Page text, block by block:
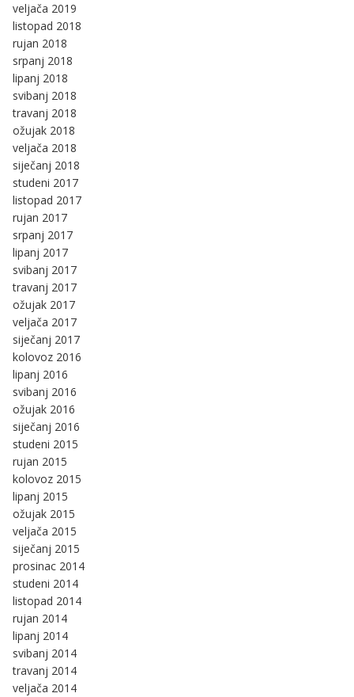
veljača 2019
listopad 2018
rujan 2018
srpanj 2018
lipanj 2018
svibanj 2018
travanj 2018
ožujak 2018
veljača 2018
siječanj 2018
studeni 2017
listopad 2017
rujan 2017
srpanj 2017
lipanj 2017
svibanj 2017
travanj 2017
ožujak 2017
veljača 2017
siječanj 2017
kolovoz 2016
lipanj 2016
svibanj 2016
ožujak 2016
siječanj 2016
studeni 2015
rujan 2015
kolovoz 2015
lipanj 2015
ožujak 2015
veljača 2015
siječanj 2015
prosinac 2014
studeni 2014
listopad 2014
rujan 2014
lipanj 2014
svibanj 2014
travanj 2014
veljača 2014